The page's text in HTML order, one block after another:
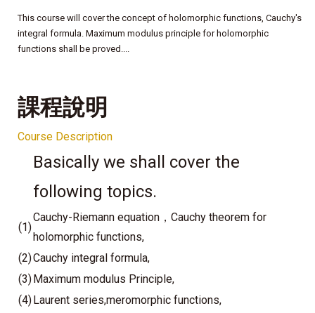
This course will cover the concept of holomorphic functions, Cauchy's
integral formula. Maximum modulus principle for holomorphic
functions shall be proved....
課程說明
Course Description
Basically we shall cover the
following topics.
(1)
Cauchy-Riemann equation，Cauchy theorem for
holomorphic functions,
(2)Cauchy integral formula,
(3)Maximum modulus Principle,
(4)Laurent series,meromorphic functions,